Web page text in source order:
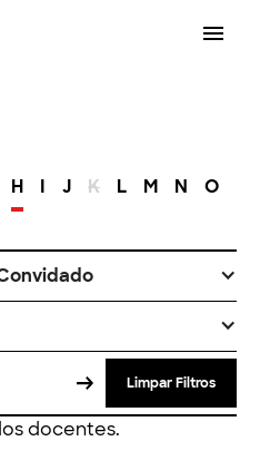
H I J K L M N O
Limpar Filtros
docentes.